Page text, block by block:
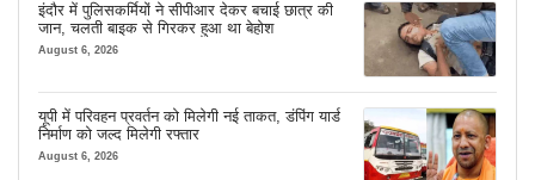
इंदौर में पुलिसकर्मियों ने सीपीआर देकर बचाई छात्र की
जान, चलती बाइक से गिरकर हुआ था बेहोश
August 6, 2026
यूपी में परिवहन प्रवर्तन को मिलेगी नई ताकत, डंपिंग यार्ड
निर्माण को जल्द मिलेगी रफ्तार
August 6, 2026